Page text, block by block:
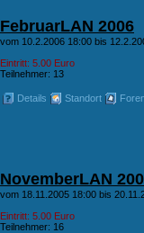
FebruarLAN 2006
vom 10.2.2006 18:00 bis
Eintritt: 5.00 Euro
Teilnehmer: 13
Details Standort
NovemberLAN
vom 18.11.2005 18:00 bis
Eintritt: 5.00 Euro
Teilnehmer: 16